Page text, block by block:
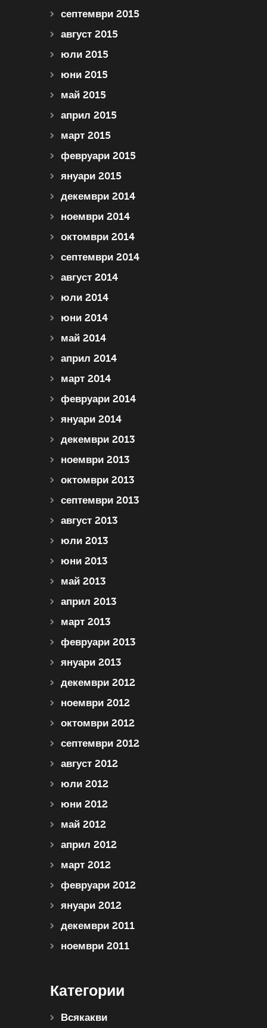
септември 2015
август 2015
юли 2015
юни 2015
май 2015
април 2015
март 2015
февруари 2015
януари 2015
декември 2014
ноември 2014
октомври 2014
септември 2014
август 2014
юли 2014
юни 2014
май 2014
април 2014
март 2014
февруари 2014
януари 2014
декември 2013
ноември 2013
октомври 2013
септември 2013
август 2013
юли 2013
юни 2013
май 2013
април 2013
март 2013
февруари 2013
януари 2013
декември 2012
ноември 2012
октомври 2012
септември 2012
август 2012
юли 2012
юни 2012
май 2012
април 2012
март 2012
февруари 2012
януари 2012
декември 2011
ноември 2011
Категории
Всякакви